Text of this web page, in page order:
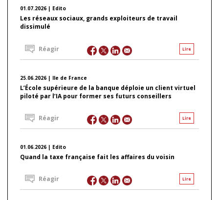
01.07.2026 | Edito
Les réseaux sociaux, grands exploiteurs de travail
dissimulé
Lire
Réagir
25.06.2026 | Ile de France
L’École supérieure de la banque déploie un client virtuel
piloté par l’IA pour former ses futurs conseillers
Lire
Réagir
01.06.2026 | Edito
Quand la taxe française fait les affaires du voisin
Lire
Réagir